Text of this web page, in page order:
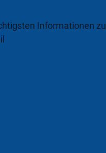
Informationen zu